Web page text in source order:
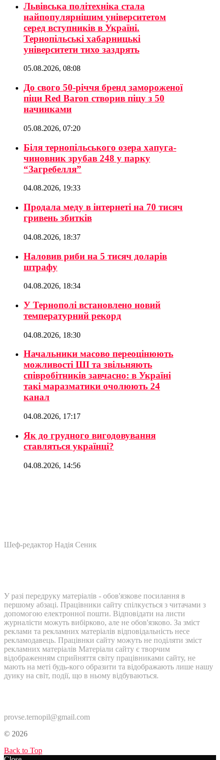
Львівська політехніка стала
найпопулярнішим університетом
серед вступників в Україні.
Тернопільські хабарницькі
університети тихо заздрять
05.08.2026, 08:08
До свого 50-річчя бренд замороженої
піци Red Baron створив піцу з 50
начинками
05.08.2026, 07:20
Біля тернопільського озера хапуга-
чиновник зрубав 248 у парку
“Загребелля”
04.08.2026, 19:33
Продала меду в інтернеті на 70 тисяч
гривень збитків
04.08.2026, 18:37
Наловив риби на 5 тисяч доларів
штрафу
04.08.2026, 18:34
У Тернополі встановлено новий
температурний рекорд
04.08.2026, 18:30
Начальники масово переоцінюють
можливості ШІ та звільняють
співробітників завчасно: в Україні
такі маразматики очолюють 24
канал
04.08.2026, 17:17
Як до грудного вигодовування
ставляться українці?
04.08.2026, 14:56
Шеф-редактор Надія Сеник
У разі передруку матеріалів - обов'язкове посилання в
першому абзаці. Працівники сайту спілкується з читачами з
допомогою електронної пошти. Відповідати на листи
журналісти можуть вибірково, але не обов'язково. За зміст
реклами та рекламних матеріалів відповідальність несе
рекламодавець. Працівнки сайту можуть не поділяти зміст
рекламних матеріалів Матеріали сайту є творчим
відображенням сприйняття світу працівниками сайту, не
мають на меті будь-кого образити та відображають лише нашу
дуику на світ, події, що в ньому відбуваються.
provse.ternopil@gmail.com
© 2026
Back to Top